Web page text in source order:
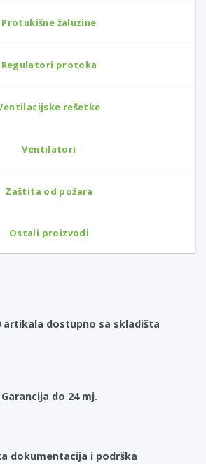
Protukišne žaluzine
Regulatori protoka
rešetke
Ventilatori
Zaštita od požara
Ostali proizvodi
artikala dostupno sa skladišta
Garancija do 24 mj.
dokumentacija i podrška